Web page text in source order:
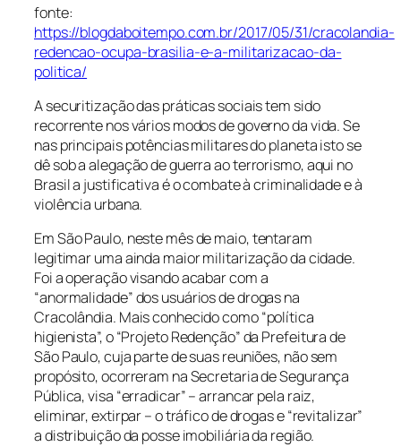
fonte:
https://blogdaboitempo.com.br/2017/05/31/cracolandia-
redencao-ocupa-brasilia-e-a-militarizacao-da-
politica/
A securitização das práticas sociais tem sido
recorrente nos vários modos de governo da vida. Se
nas principais potências militares do planeta isto se
dê sob a alegação de guerra ao terrorismo, aqui no
Brasil a justificativa é o combate à criminalidade e à
violência urbana.
Em São Paulo, neste mês de maio, tentaram
legitimar uma ainda maior militarização da cidade.
Foi a operação visando acabar com a
“anormalidade” dos usuários de drogas na
Cracolândia. Mais conhecido como “política
higienista”, o “Projeto Redenção” da Prefeitura de
São Paulo, cuja parte de suas reuniões, não sem
propósito, ocorreram na Secretaria de Segurança
Pública, visa “erradicar” – arrancar pela raiz,
eliminar, extirpar – o tráfico de drogas e “revitalizar”
a distribuição da posse imobiliária da região.